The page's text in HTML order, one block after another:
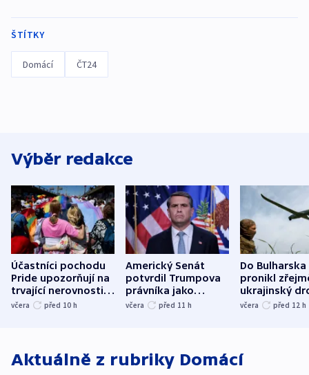
ŠTÍTKY
Domácí ČT24
Výběr redakce
Účastníci pochodu
Pride upozorňují na
trvající nerovnosti i
společenskou
včera před 10 h
Americký Senát
potvrdil Trumpova
právníka jako
ministra
včera před 11 h
Do Bulharska
pronikl
ukrajinský
explodoval
včera před 12 h
Aktuálně z rubriky Domácí